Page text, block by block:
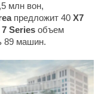
млн вон,
предложит 40 X7
7 Series объем
89 машин.